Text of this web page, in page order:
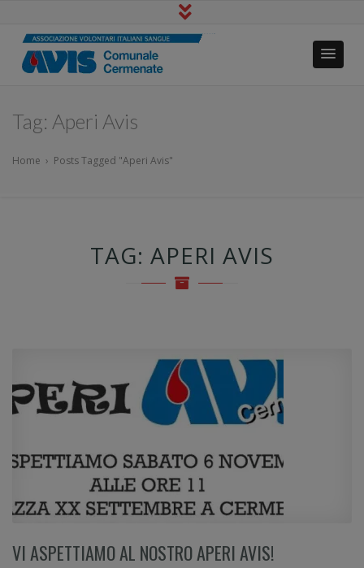
Tag: Aperi Avis
Home › Posts Tagged "Aperi Avis"
TAG: APERI AVIS
VI ASPETTIAMO AL NOSTRO APERI AVIS!